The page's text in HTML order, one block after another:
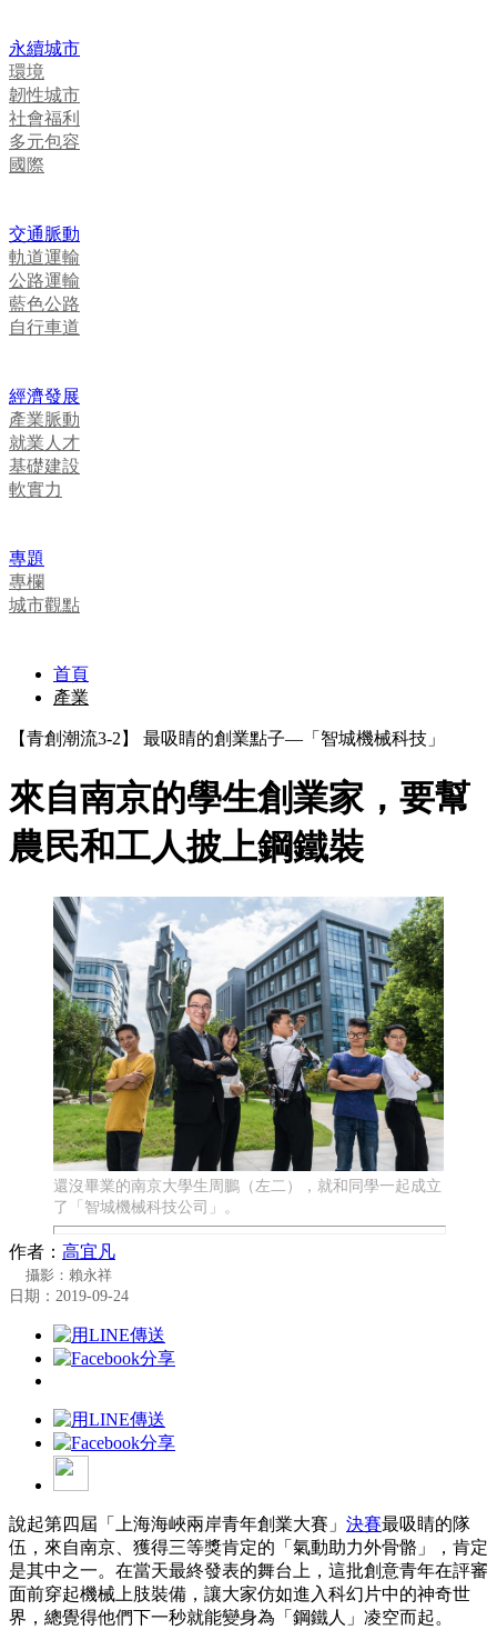
永續城市
環境
韌性城市
社會福利
多元包容
國際
交通脈動
軌道運輸
公路運輸
藍色公路
自行車道
經濟發展
產業脈動
就業人才
基礎建設
軟實力
專題
專欄
城市觀點
首頁
產業
【青創潮流3-2】 最吸睛的創業點子—「智城機械科技」
來自南京的學生創業家，要幫
農民和工人披上鋼鐵裝
還沒畢業的南京大學生周鵬（左二），就和同學一起成立
了「智城機械科技公司」。
作者： 高宜凡
攝影：賴永祥
日期：2019-09-24
說起第四屆「上海海峽兩岸青年創業大賽」 決賽最吸睛的隊
伍，來自南京、獲得三等獎肯定的「氣動助力外骨骼」，肯定
是其中之一。在當天最終發表的舞台上，這批創意青年在評審
面前穿起機械上肢裝備，讓大家仿如進入科幻片中的神奇世
界，總覺得他們下一秒就能變身為「鋼鐵人」凌空而起。